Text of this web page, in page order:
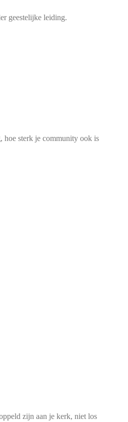
geestelijke leiding.
hoe sterk je community ook is
zijn aan je kerk, niet los